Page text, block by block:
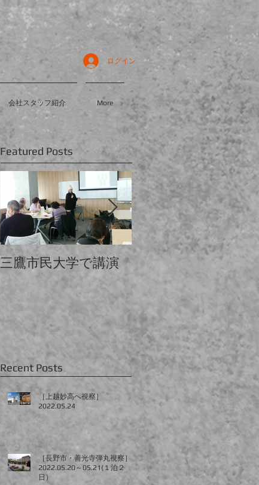
ログイン
会社スタッフ紹介 More
Featured Posts
三鷹市民大学で講演
中大と電大合同発表
会
Recent Posts
［上越妙高へ視察］
2022.05.24
［長野市・善光寺弾丸視察］
2022.05.20～05.21(１泊２
日）